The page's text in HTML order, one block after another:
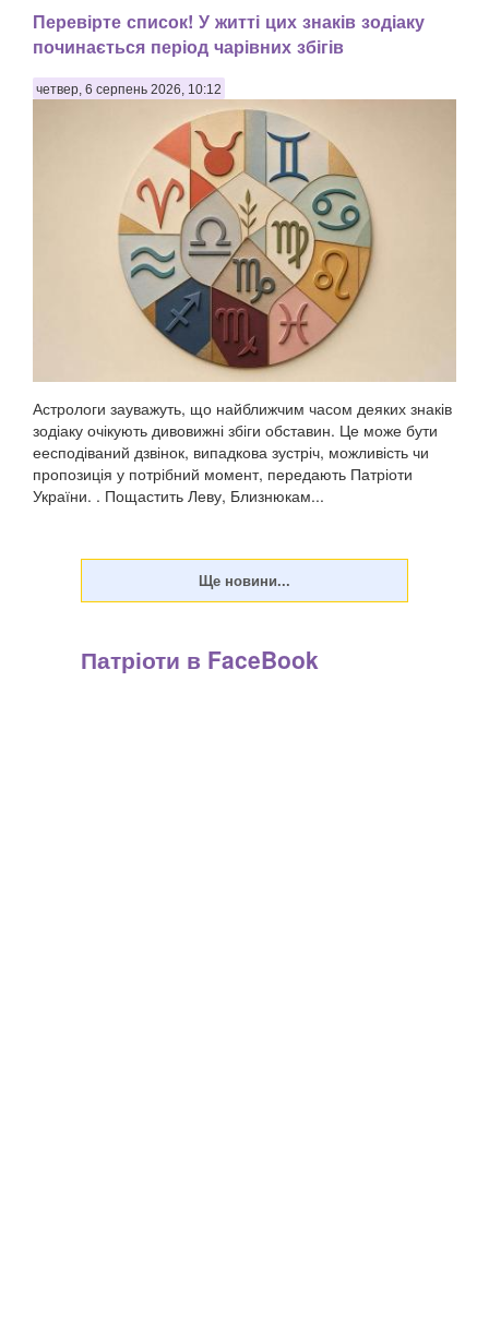
Перевірте список! У житті цих знаків зодіаку
починається період чарівних збігів
четвер, 6 серпень 2026, 10:12
Астрологи зауважуть, що найближчим часом деяких знаків
зодіаку очікують дивовижні збіги обставин. Це може бути
еесподіваний дзвінок, випадкова зустріч, можливість чи
пропозиція у потрібний момент, передають Патріоти
України. . Пощастить Леву, Близнюкам...
Патріоти в FaceBook